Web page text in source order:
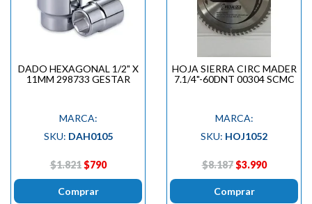
DADO HEXAGONAL 1/2" X
11MM 298733 GESTAR
MARCA:
SKU: DAH0105
$1.821 $790
Comprar
HOJA SIERRA CIRC MADER
7.1/4"-60DNT 00304 SCMC
MARCA:
SKU: HOJ1052
$8.187 $3.990
Comprar